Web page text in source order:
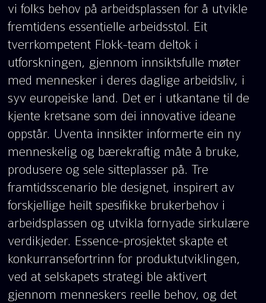
vi folks behov på arbeidsplassen for å utvikle
fremtidens essentielle arbeidsstol. Eit
tverrkompetent Flokk-team deltok i
utforskningen, gjennom innsiktsfulle møter
med mennesker i deres daglige arbeidsliv, i
syv europeiske land. Det er i utkantane til de
kjente kretsane som dei innovative ideane
oppstår. Uventa innsikter informerte ein ny
menneskelig og bærekraftig måte å bruke,
produsere og sele sitteplasser på. Tre
framtidsscenario ble designet, inspirert av
forskjellige heilt spesifikke brukerbehov i
arbeidsplassen og utvikla fornyade sirkulære
verdikjeder. Essence-prosjektet skapte et
konkurransefortrinn for produktutviklingen,
ved at selskapets strategi ble aktivert
gjennom menneskers reelle behov, og det